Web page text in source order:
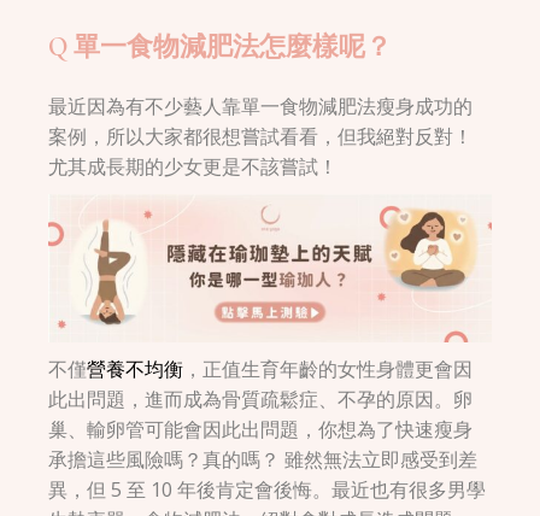
Q 單一食物減肥法怎麼樣呢？
最近因為有不少藝人靠單一食物減肥法瘦身成功的
案例，所以大家都很想嘗試看看，但我絕對反對！
尤其成長期的少女更是不該嘗試！
不僅營養不均衡 ，正值生育年齡的女性身體更會因
此出問題，進而成為骨質疏鬆症、不孕的原因。卵
巢、輸卵管可能會因此出問題，你想為了快速瘦身
承擔這些風險嗎？真的嗎？ 雖然無法立即感受到差
異，但 5 至 10 年後肯定會後悔。最近也有很多男學